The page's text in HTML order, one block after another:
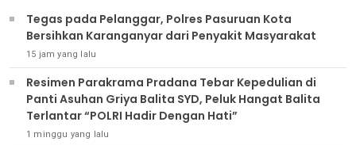
‎Tegas pada Pelanggar, Polres Pasuruan Kota
Bersihkan Karanganyar dari Penyakit Masyarakat
15 jam yang lalu
Resimen Parakrama Pradana Tebar Kepedulian di
Panti Asuhan Griya Balita SYD, Peluk Hangat Balita
Terlantar “POLRI Hadir Dengan Hati”
1 minggu yang lalu